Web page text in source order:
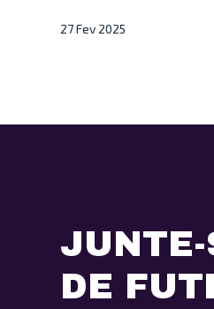
27 Fev 2025
JUNTE-
DE